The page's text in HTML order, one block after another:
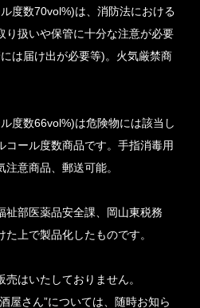
度数70vol%)は、消防法における
り扱いや保管に十分な注意が必要
は届け出が必要等)。火気厳禁商
度数66vol%)は危険物には該当し
コール度数商品です。手指消毒用
意商品、郵送可能。
祉部医薬品安全課、岡山東税務
上で製品化したものです。
はいたしておりません。
屋さん”については、随時お知ら